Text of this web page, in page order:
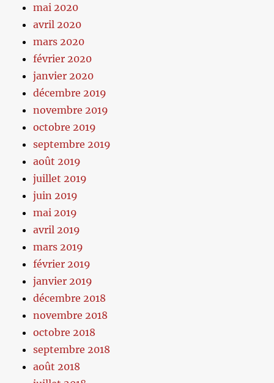
mai 2020
avril 2020
mars 2020
février 2020
janvier 2020
décembre 2019
novembre 2019
octobre 2019
septembre 2019
août 2019
juillet 2019
juin 2019
mai 2019
avril 2019
mars 2019
février 2019
janvier 2019
décembre 2018
novembre 2018
octobre 2018
septembre 2018
août 2018